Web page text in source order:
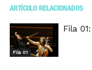
ARTÍCULO RELACIONADOS
Fila 01
Fila